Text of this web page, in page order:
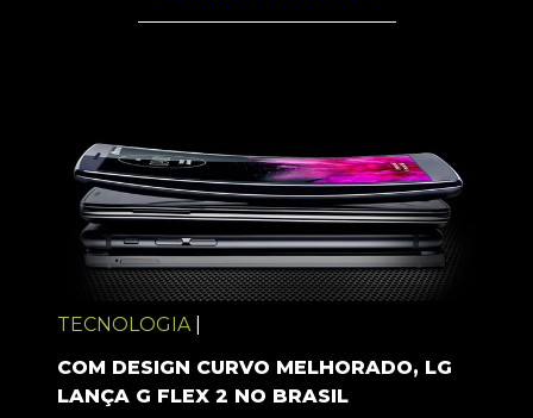
TECNOLOGIA
COM DESIGN CURVO MELHORADO, LG
LANÇA G FLEX 2 NO BRASIL